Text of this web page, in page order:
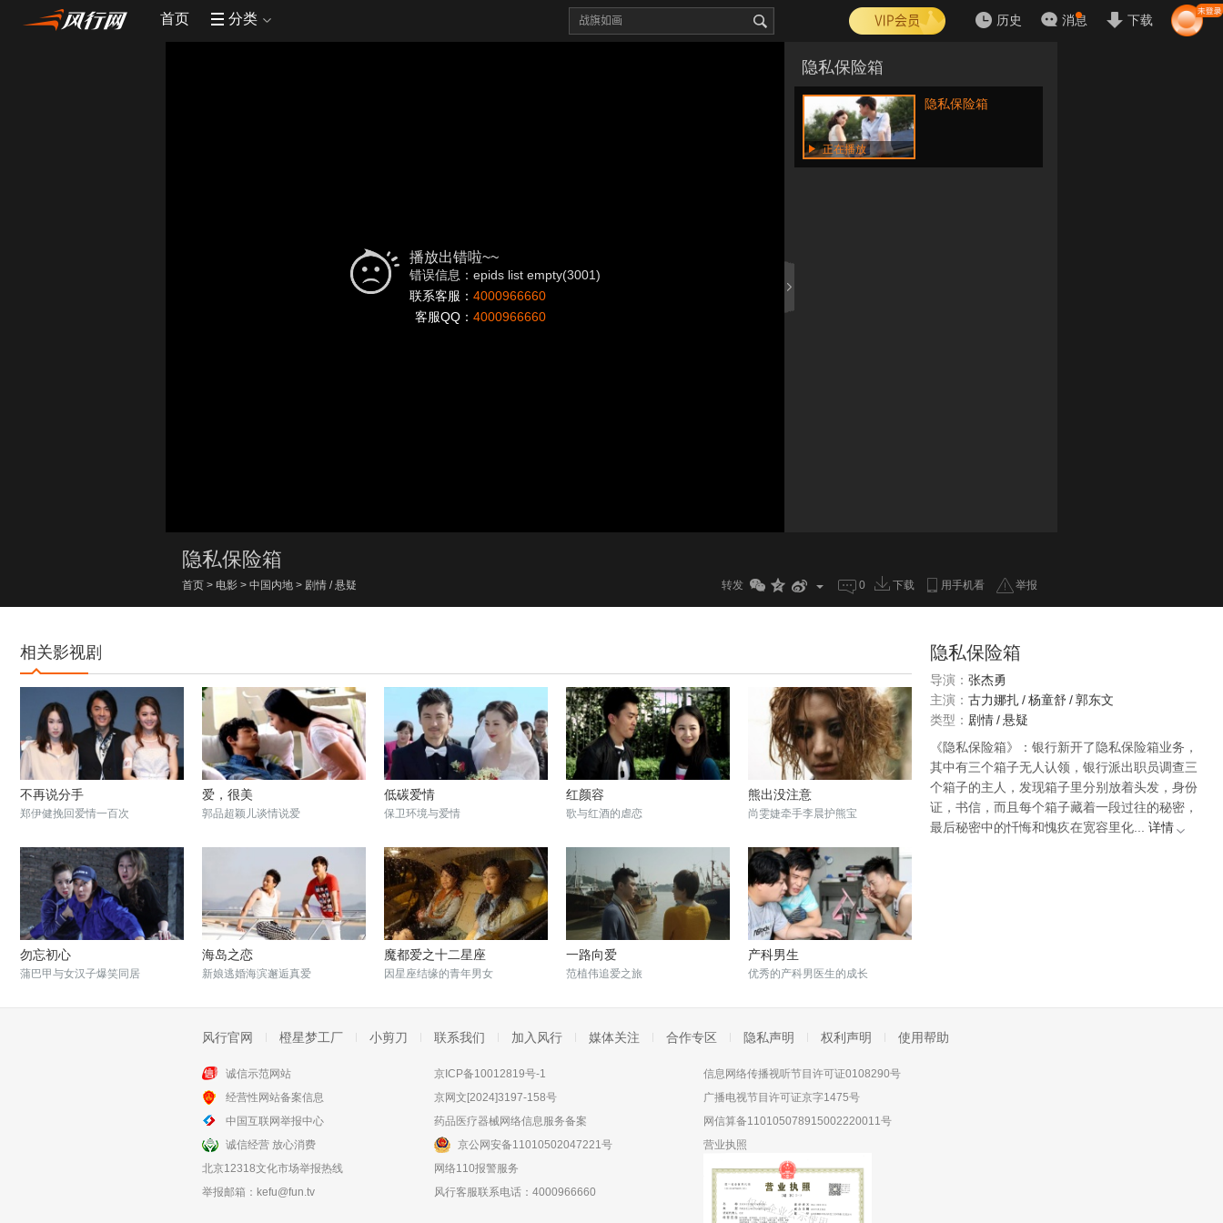
首页 分类 历史 消息 下载
播放出错啦~~
错误信息：epids list empty(3001)
联系客服： 4000966660
客服QQ： 4000966660
隐私保险箱
正在播放
隐私保险箱
隐私保险箱
首页 > 电影 > 中国内地 > 剧情 / 悬疑 转发 0 下载 用手机看 举报
相关影视剧
不再说分手
郑伊健挽回爱情一百次
爱，很美
郭品超颖儿谈情说爱
低碳爱情
保卫环境与爱情
红颜容
歌与红酒的虐恋
熊出没注意
尚雯婕牵手李晨护熊宝
勿忘初心
蒲巴甲与女汉子爆笑同居
海岛之恋
新娘逃婚海滨邂逅真爱
魔都爱之十二星座
因星座结缘的青年男女
一路向爱
范植伟追爱之旅
产科男生
优秀的产科男医生的成长
在雨中
隐私保险箱
导演： 张杰勇
主演： 古力娜扎 /杨童舒/郭东文
类型： 剧情/悬疑
《隐私保险箱》：银行新开了隐私保险箱业务，
其中有三个箱子无人认领，银行派出职员调查三
个箱子的主人，发现箱子里分别放着头发，身份
证，书信，而且每个箱子藏着一段过往的秘密，
最后秘密中的忏悔和愧疚在宽容里化...
详情
风行官网 橙星梦工厂 小剪刀 联系我们 加入风行 媒体关注 合作专区 隐私声明 权利声明 使用帮助
诚信示范网站
经营性网站备案信息
中国互联网举报中心
诚信经营 放心消费
北京12318文化市场举报热线
举报邮箱： kefu@fun.tv
京ICP备10012819号-1
京网文[2024]3197-158号
药品医疗器械网络信息服务备案
京公网安备11010502047221号
网络110报警服务
风行客服联系电话：4000966660
信息网络传播视听节目许可证0108290号
广播电视节目许可证京字1475号
网信算备110105078915002220011号
营业执照